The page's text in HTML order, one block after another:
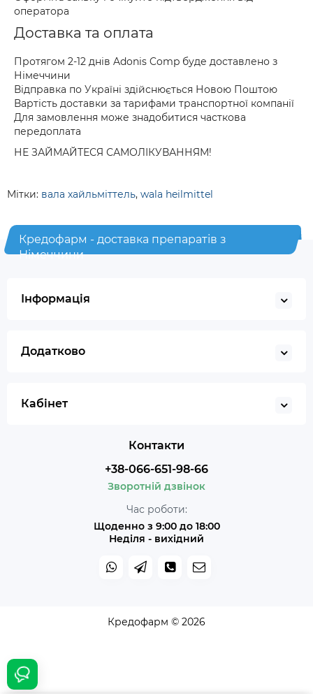
оператора
Доставка та оплата
Протягом 2-12 днів Adonis Comp буде доставлено з
Німеччини
Відправка по Україні здійснюється Новою Поштою
Вартість доставки за тарифами транспортної компанії
Для замовлення може знадобитися часткова
передоплата
НЕ ЗАЙМАЙТЕСЯ САМОЛІКУВАННЯМ!
Мітки: вала хайльміттель, wala heilmittel
Кредофарм - доставка препаратів з
Німеччини
Інформація
Додатково
Кабінет
Контакти
+38-066-651-98-66
Зворотній дзвінок
Час роботи:
Щоденно з 9:00 до 18:00
Неділя - вихідний
Кредофарм © 2026